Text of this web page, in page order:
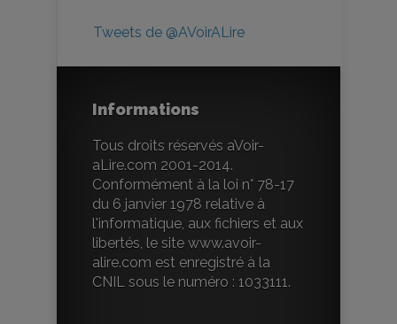
Tweets de @AVoirALire
Informations
Tous droits réservés aVoir-
aLire.com 2001-2014.
Conformément à la loi n° 78-17
du 6 janvier 1978 relative à
l'informatique, aux fichiers et aux
libertés, le site www.avoir-
alire.com est enregistré à la
CNIL sous le numéro : 1033111.